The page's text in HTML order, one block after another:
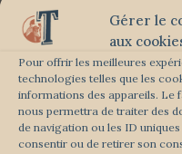
Gérer le
aux
Pour offrir les meilleures
technologies telles que les
informations des appareils. Le
nous permettra de traiter des
de navigation ou les ID
consentir ou de retirer son